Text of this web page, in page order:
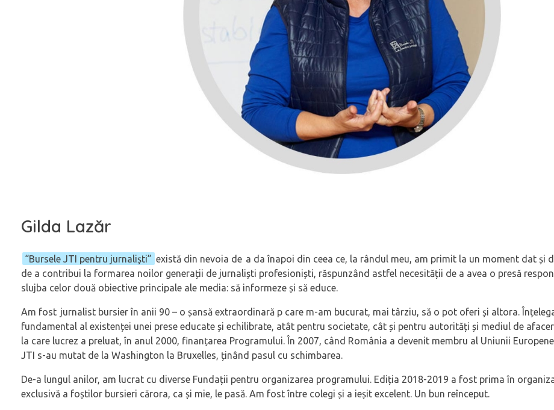
Gilda Lazăr
“Bursele JTI pentru jurnaliști” există din nevoia de a da înapoi din ceea ce, la rândul meu, am primit la un moment dat și
de a contribui la formarea noilor generații de jurnaliști profesioniști, răspunzând astfel necesității de a avea o presă
slujba celor două obiective principale ale media: să informeze și să educe.
Am fost jurnalist bursier în anii 90 – o șansă extraordinară p care m-am bucurat, mai târziu, să o pot oferi și altora.
fundamental al existenței unei prese educate și echilibrate, atât pentru societate, cât și pentru autorități și mediul de
la care lucrez a preluat, în anul 2000, finanțarea Programului. În 2007, când România a devenit membru al Uniunii
JTI s-au mutat de la Washington la Bruxelles, ținând pasul cu schimbarea.
De-a lungul anilor, am lucrat cu diverse Fundații pentru organizarea programului. Ediția 2018-2019 a fost prima în
exclusivă a foștilor bursieri cărora, ca și mie, le pasă. Am fost între colegi și a ieșit excelent. Un bun reînceput.